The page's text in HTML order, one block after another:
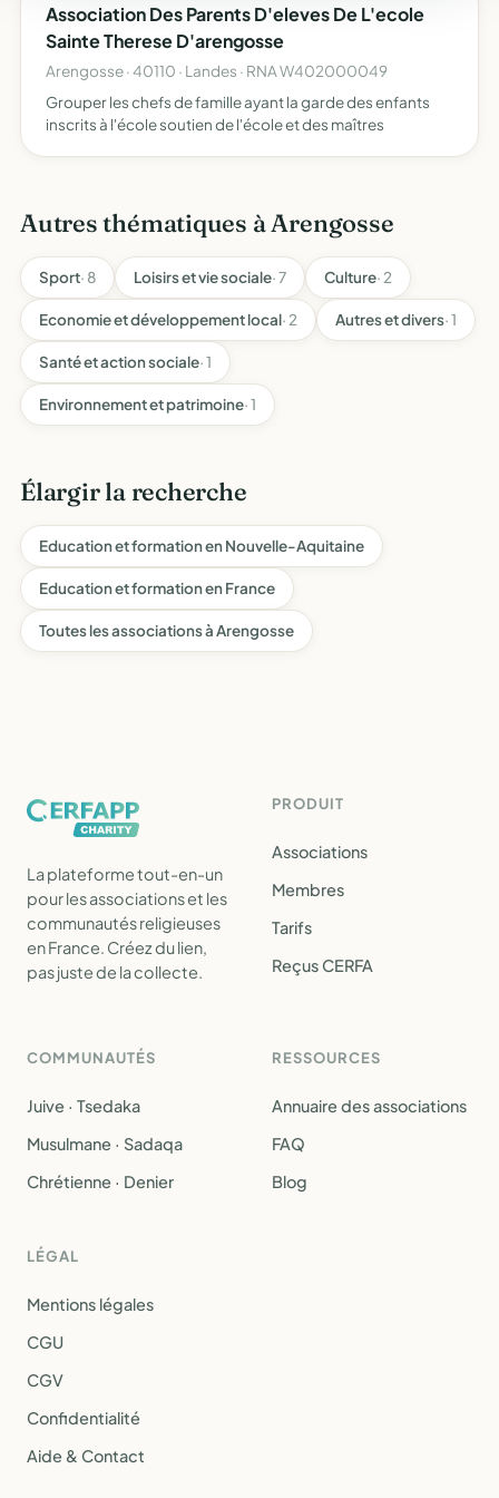
Association Des Parents D'eleves De L'ecole
Sainte Therese D'arengosse
Arengosse · 40110 · Landes · RNA W402000049
Grouper les chefs de famille ayant la garde des enfants
inscrits à l'école soutien de l'école et des maîtres
Autres thématiques à Arengosse
Sport· 8 Loisirs et vie sociale· 7 Culture· 2
Economie et développement local· 2 Autres et divers· 1
Santé et action sociale· 1
Environnement et patrimoine· 1
Élargir la recherche
Education et formation en Nouvelle-Aquitaine
Education et formation en France
Toutes les associations à Arengosse
La plateforme tout-en-un
pour les associations et les
communautés religieuses
en France. Créez du lien,
pas juste de la collecte.
PRODUIT
Associations
Membres
Tarifs
Reçus CERFA
COMMUNAUTÉS
Juive · Tsedaka
Musulmane · Sadaqa
Chrétienne · Denier
RESSOURCES
Annuaire des associations
FAQ
Blog
LÉGAL
Mentions légales
CGU
CGV
Confidentialité
Aide & Contact